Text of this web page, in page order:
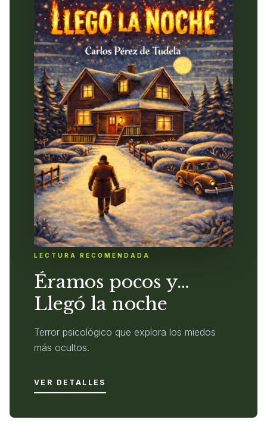
LECTURA RECOMENDADA
Éramos pocos y…
Llegó la noche
Terror psicológico que explora los miedos
más ocultos.
VER DETALLES